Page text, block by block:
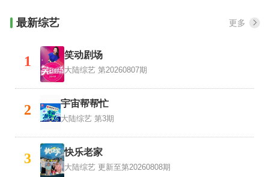
最新综艺 更多
1 笑动剧场
大陆综艺 第20260807期
2 宇宙帮帮忙
大陆综艺 第3期
3 快乐老家
大陆综艺 更新至第20260808期